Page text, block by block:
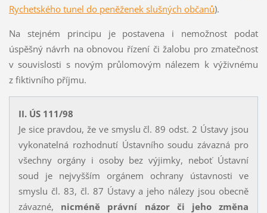
Rychetského tunel do peněženek slušných občanů).
Na stejném principu je postavena i nemožnost podat
úspěšný návrh na obnovou řízení či žalobu pro zmatečnost
v souvislosti s novým průlomovým nálezem k výživnému
z fiktivního příjmu.
II. ÚS 111/98
Je sice pravdou, že ve smyslu čl. 89 odst. 2 Ústavy jsou
vykonatelná rozhodnutí Ústavního soudu závazná pro
všechny orgány i osoby bez výjimky, neboť Ústavní
soud je nejvyšším orgánem ochrany ústavnosti ve
smyslu čl. 83, čl. 87 Ústavy a jeho nálezy jsou obecně
závazné, nicméně právní názor či jeho změna